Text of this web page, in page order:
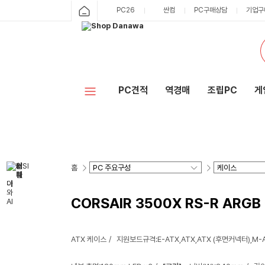
PC26 싼컴 PC구매상담 기업
PC견적 역경매 조립PC 게
홈
CORSAIR 3500X RS-R ARGB
ATX 케이스 지원보드규격:E-ATX,ATX,ATX (후면커넥터